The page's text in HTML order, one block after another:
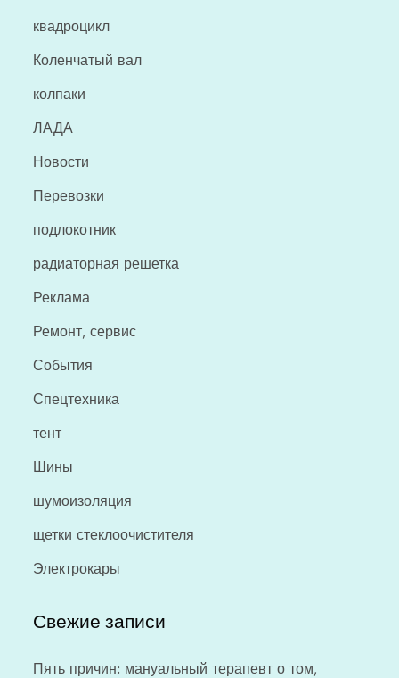
квадроцикл
Коленчатый вал
колпаки
ЛАДА
Новости
Перевозки
подлокотник
радиаторная решетка
Реклама
Ремонт, сервис
События
Спецтехника
тент
Шины
шумоизоляция
щетки стеклоочистителя
Электрокары
Свежие записи
Пять причин: мануальный терапевт о том,